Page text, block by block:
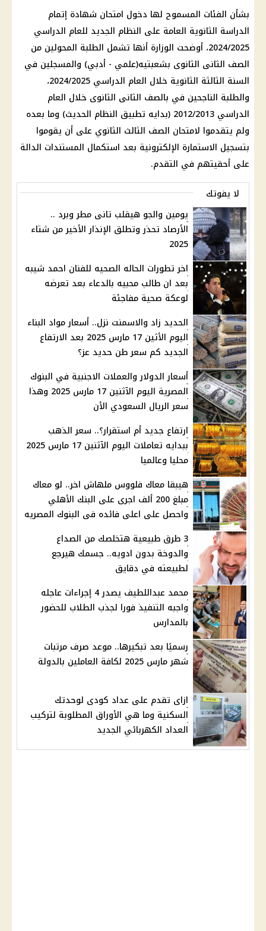
بشأن الفئات المسموح لها دخول امتحان شهادة إتمام
الدراسة الثانوية العامة على النظام الجديد للعام الدراسي
2024/2025، أوضحت الوزارة أنها تشمل الطلبة المحولين من
الصف الثانى الثانوى بشعبتيه(علمي - أدبي) والمسجلين في
السنة الثالثة الثانوية خلال العام الدراسي 2024/2025،
والطلبة الناجحين في بالصف الثانى الثانوى خلال العام
الدراسي 2012/2013 (بدايه تطبيق النظام الحديث) وما بعده
ولم يتقدموا لامتحان الصف الثالث الثانوي على أن يقوموا
بتسجيل الاستمارة الإلكترونية بعد استكمال المستندات الدالة
على أحقيتهم في التقدم.
لا يفوتك
يومين والجو هيقلب تانى مطر وبرد ..
الأرصاد تحذر وتطلق الإنذار الأخير من شتاء
2025
اخر تطورات الحاله الصحيه للفنان احمد شيبه
بعد ان طالب محبيه بالدعاء بعد تعرضه
لوعكة صحية مفاجئة
الحديد زاد والاسمنت نزل.. أسعار مواد البناء
اليوم الأثين 17 مارس 2025 بعد الارتفاع
الجديد كم سعر طن حديد عز؟
أسعار الدولار والعملات الاجنبية في البنوك
المصرية اليوم الآثنين 17 مارس 2025 وهذا
سعر الريال السعودي الأن
ارتفاع جديد أم استقرار؟.. سعر الذهب
ببدايه تعاملات اليوم الآثنين 17 مارس 2025
محليا وعالميا
هيبقا معاك فلووس ملهاش اخر.. لو معاك
مبلغ 200 ألف اجرى على البنك الأهلي
واحصل على اعلى فائده فى البنوك المصريه
3 طرق طبيعية هتخلصك من الصداع
والدوخة بدون ادويه.. جسمك هيرجع
لطبيعته في دقايق
محمد عبداللطيف يصدر 4 إجراءات عاجله
واجبه التنفيذ فورا لجذب الطلاب للحضور
بالمدارس
رسميًا بعد تبكيرها.. موعد صرف مرتبات
شهر مارس 2025 لكافة العاملين بالدولة
ازاى تقدم على عداد كودى لوحدتك
السكنية وما هي الأوراق المطلوبة لتركيب
العداد الكهربائي الجديد